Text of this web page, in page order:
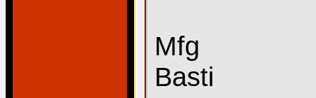
Mfg
Basti